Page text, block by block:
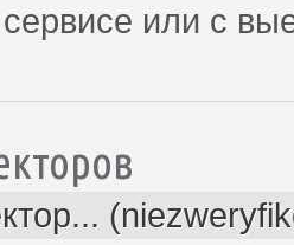
сервисе или с